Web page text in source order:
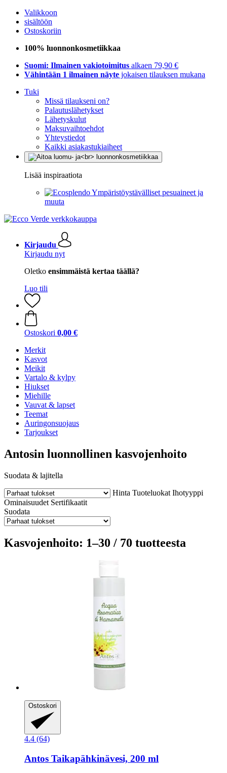
Valikkoon
sisältöön
Ostoskoriin
100% luonnonkosmetiikkaa
Suomi: Ilmainen vakiotoimitus alkaen 79,90 €
Vähintään 1 ilmainen näyte jokaisen tilauksen mukana
Tuki
Missä tilaukseni on?
Palautuslähetykset
Lähetyskulut
Maksuvaihtoehdot
Yhteystiedot
Kaikki asiakastukiaiheet
Lisää inspiraatiota
Ympäristöystävälliset pesuaineet ja
muuta
Kirjaudu
Kirjaudu nyt
Oletko ensimmäistä kertaa täällä?
Luo tili
Ostoskori 0,00 €
Merkit
Kasvot
Meikit
Vartalo & kylpy
Hiukset
Miehille
Vauvat & lapset
Teemat
Auringonsuojaus
Tarjoukset
Antosin luonnollinen kasvojenhoito
Suodata & lajitella
Hinta Tuoteluokat Ihotyyppi
Ominaisuudet Sertifikaatit
Suodata
Kasvojenhoito: 1–30 / 70 tuotteesta
Ostoskori
4.4 (64)
Antos Taikapähkinävesi, 200 ml